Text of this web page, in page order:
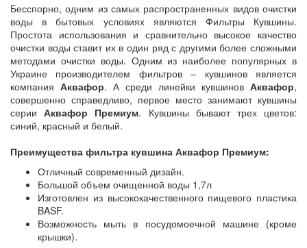
Бесспорно, одним из самых распространенных видов очистки
воды в бытовых условиях являются Фильтры Кувшины.
Простота использования и сравнительно высокое качество
очистки воды ставит их в один ряд с другими более сложными
методами очистки воды. Одним из наиболее популярных в
Украине производителем фильтров – кувшинов является
компания Аквафор. А среди линейки кувшинов Аквафор,
совершенно справедливо, первое место занимают кувшины
серииАквафор Премиум. Кувшины бывают трех цветов:
синий, красный и белый.
Преимущества фильтра кувшина Аквафор Премиум:
Отличный современный дизайн.
Большой объем очищенной воды 1,7л
Изготовлен из высококачественного пищевого пластика
BASF.
Возможность мыть в посудомоечной машине (кроме
крышки).